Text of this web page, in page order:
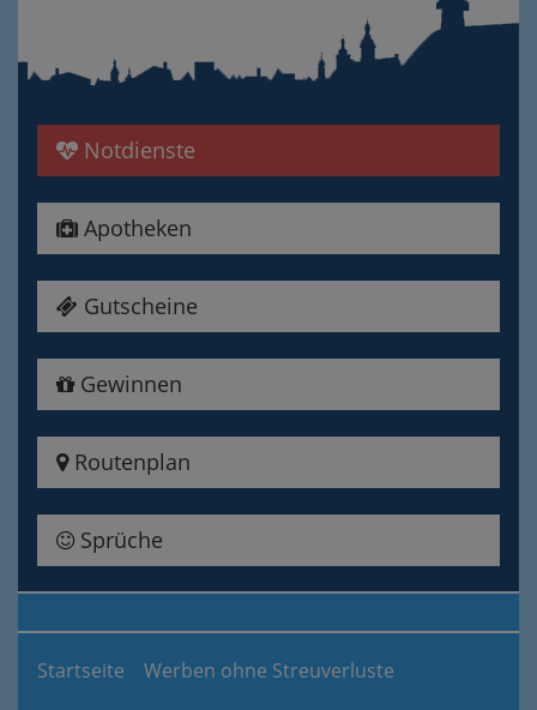
Notdienste
Apotheken
Gutscheine
Gewinnen
Routenplan
Sprüche
Startseite Werben ohne Streuverluste